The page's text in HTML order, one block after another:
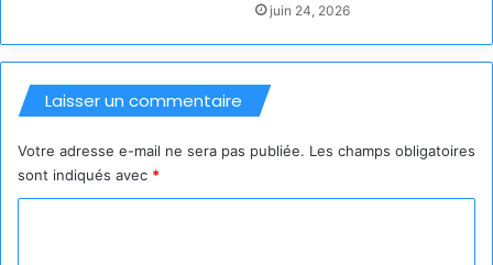
juin 24, 2026
Laisser un commentaire
Votre adresse e-mail ne sera pas publiée. Les champs obligatoires
sont indiqués avec *